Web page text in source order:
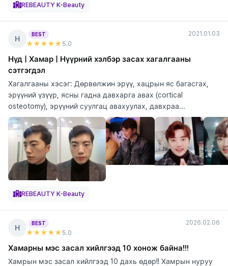
REBEAUTY K-Beauty
Н
BEST
★★★★★ 5.0
2021.01.03
Нүд | Хамар | Нүүрний хэлбэр засах хагалгааны
сэтгэгдэл
Хагалгааны хэсэг: Дөрвөлжин эрүү, хацрын яс багасгах,
эрүүний үзүүр, ясны гадна давхарга авах (cortical
osteotomy), эрүүний суулгац авахуулах, давхраа...
REBEAUTY K-Beauty
Н
BEST
★★★★★ 5.0
2026.02.06
Хамарны мэс засал хийлгээд 10 хонож байна!!!
Хамрын мэс засал хийлгээд 10 дахь өдөр!! Хамрын нуруу